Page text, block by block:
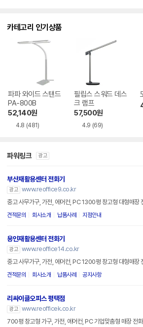
카테고리 인기상품
파파 와이드 스탠드
PA-800B
52,140원
4.8 (481)
필립스 스워드 데스
크 램프
57,500원
4.9 (69)
파워링크 광고
부산재활용센터 전화기
광고 www.reoffice9.co.kr
중고 사무가구, 가전, 에어컨, PC 1300평 창고형 대형매장
견적문의 회사소개 납품사례 지점안내
용인재활용센터 전화기
광고 www.reoffice14.co.kr
중고 사무가구, 가전, 에어컨, PC 1200평 창고형 대형매장
견적문의 회사소개 납품사례 공지사항
리싸이클오피스 평택점
광고 www.reofficek.co.kr
700평 창고형 가구, 가전, 에어컨, PC 기업맞춤형 매장 전화